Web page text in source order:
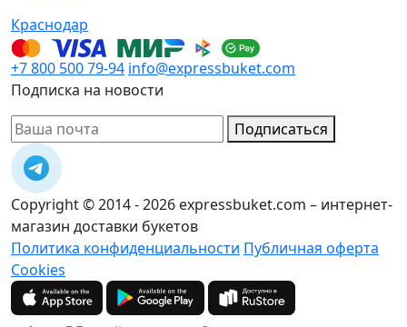
Краснодар
+7 800 500 79-94 info@expressbuket.com
Подписка на новости
Подписаться
Copyright © 2014 - 2026 expressbuket.com – интернет-
магазин доставки букетов
Политика конфиденциальности Публичная оферта
Cookies